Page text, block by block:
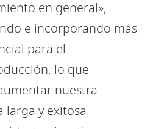
en general»,
e incorporando más
para el
lo que
nuestra
larga y exitosa